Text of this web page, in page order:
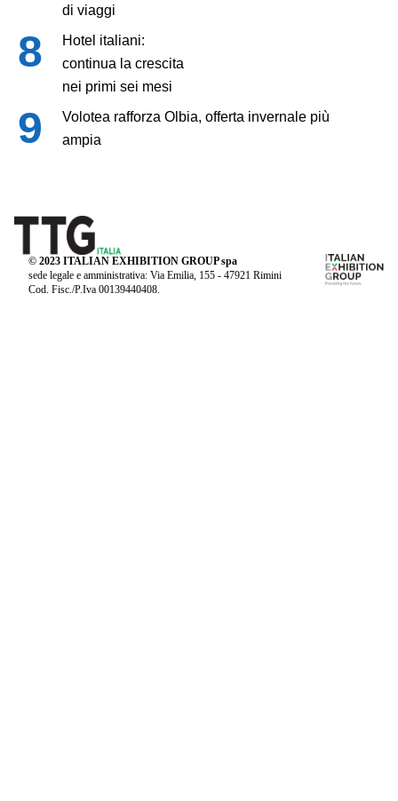
di viaggi
Hotel italiani:
continua la crescita
nei primi sei mesi
Volotea rafforza Olbia, offerta invernale più
ampia
© 2023 ITALIAN EXHIBITION GROUP spa
sede legale e amministrativa: Via Emilia, 155 - 47921 Rimini
Cod. Fisc./P.Iva 00139440408.